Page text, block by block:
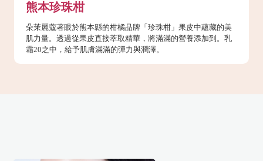
熊本珍珠柑
朵茉麗蔻著眼於熊本縣的柑橘品牌「珍珠柑」果皮中蘊藏的美
肌力量。透過從果皮直接萃取精華，將滿滿的營養添加到。乳
霜20之中，給予肌膚滿滿的彈力與潤澤。